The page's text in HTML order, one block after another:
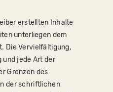
erstellten Inhalte
unterliegen dem
Die Vervielfältigung,
und jede Art der
Grenzen des
der schriftlichen